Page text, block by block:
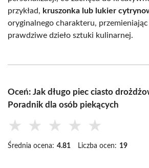
przykład, kruszonka lub lukier
oryginalnego charakteru,
prawdziwe dzieło sztuki kulinarnej.
Oceń: Jak długo piec ciasto
Poradnik dla osób piekących
★ ★ ★ ★ ★
Średnia ocena: 4.81 Liczba ocen: 19